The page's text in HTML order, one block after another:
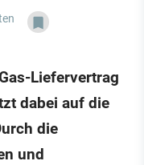
Liefervertrag
dabei auf die
die
und